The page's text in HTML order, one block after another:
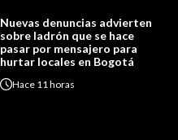
Nuevas denuncias advierten
sobre ladrón que se hace
pasar por mensajero para
hurtar locales en Bogotá
Hace 11 horas